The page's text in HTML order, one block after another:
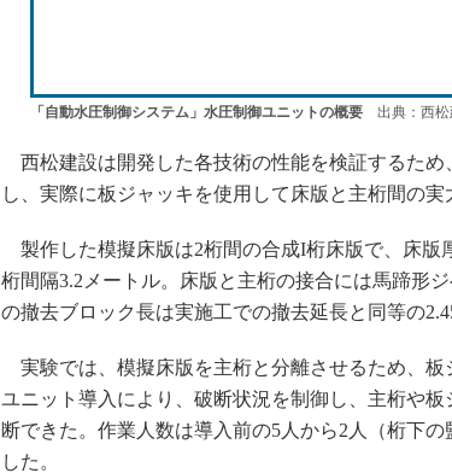
「自動水圧制御システム」水圧制御ユニットの概要出典：西松
西松建設は開発した各技術の性能を検証するた
し、実際に板ジャッキを使用して床版と主桁間の実
製作した模擬床版は2桁間の合成I桁床版で、床版
桁間隔3.2メートル。床版と主桁の接合には馬蹄形
の撤去ブロック長は実施工での撤去延長と同等の
実験では、模擬床版を主桁と分離させるため、板
ユニット導入により、破断状況を制御し、主桁や
断できた。作業人数は導入前の5人から2人（桁下
した。